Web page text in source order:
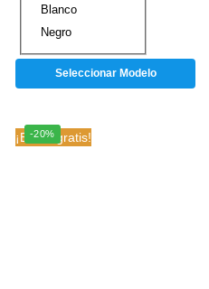
Blanco
Negro
Seleccionar Modelo
-20%
¡Envío gratis!